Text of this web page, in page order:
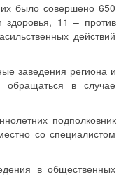
было совершено 650
11 – против
действий
заведения региона и
обращаться в случае
подполковник
со специалистом
в общественных